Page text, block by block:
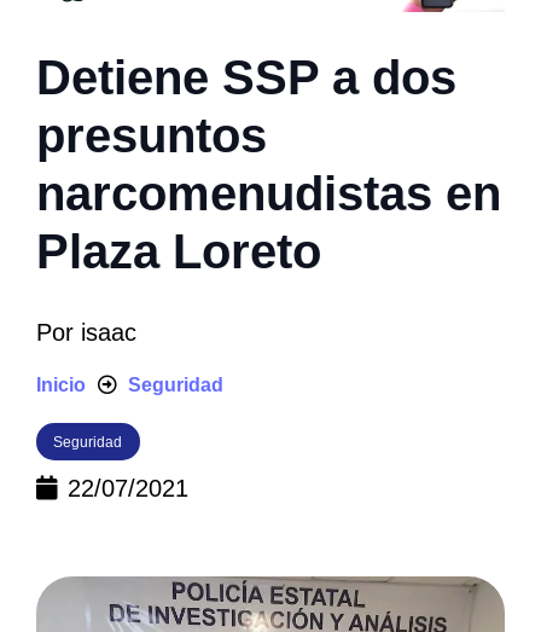
Detiene SSP a dos
presuntos
narcomenudistas en
Plaza Loreto
Por isaac
Inicio Seguridad
Seguridad
22/07/2021